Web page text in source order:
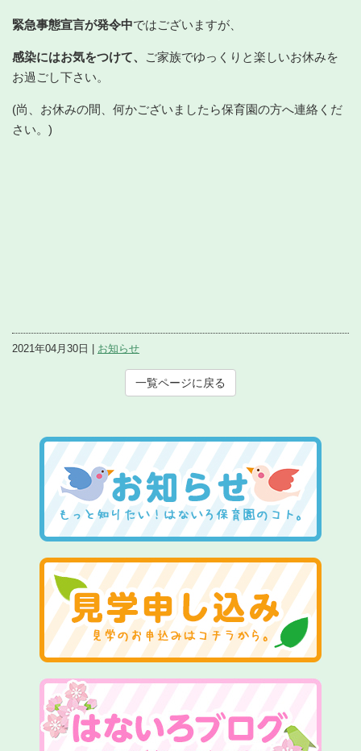
緊急事態宣言が発令中ではございますが、
感染にはお気をつけて、
ご家族でゆっくりと楽しいお休みを
お過ごし下さい。
(尚、お休みの間、何かございましたら保育園の方へ連絡くだ
さい。)
2021年04月30日 | お知らせ
一覧ページに戻る